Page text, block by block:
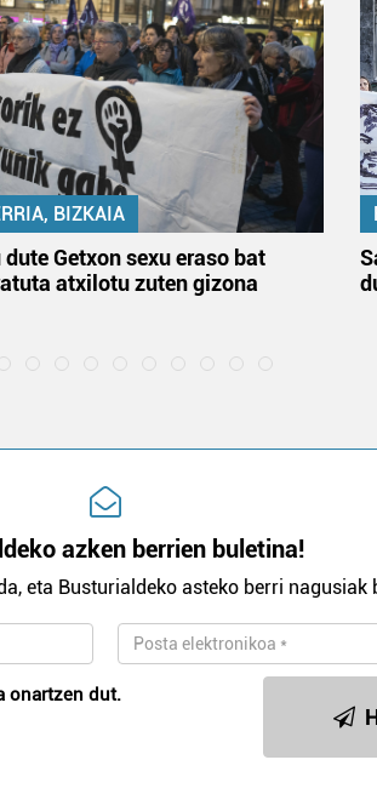
BIZKAIA
Getxon sexu eraso bat
atxilotu zuten gizona
azken berrien buletina!
eta Busturialdeko asteko berri nagusiak
onartzen dut.